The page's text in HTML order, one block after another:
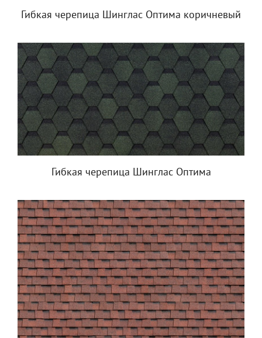
Гибкая черепица Шинглас Оптима коричневый
Гибкая черепица Шинглас Оптима